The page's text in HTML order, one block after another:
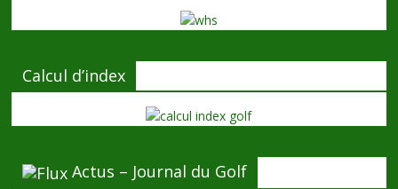
Calcul d’index
Actus – Journal du Golf